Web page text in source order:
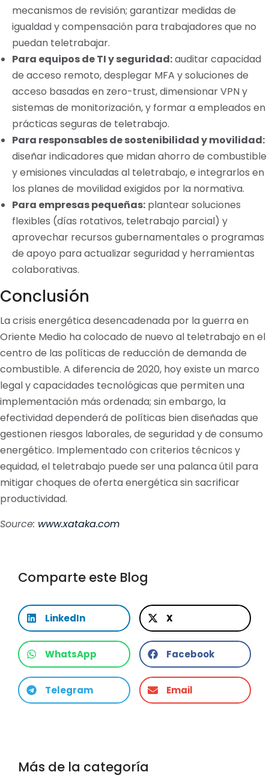
mecanismos de revisión; garantizar medidas de
igualdad y compensación para trabajadores que no
puedan teletrabajar.
Para equipos de TI y seguridad:auditar capacidad
de acceso remoto, desplegar MFA y soluciones de
acceso basadas en zero-trust, dimensionar VPN y
sistemas de monitorización, y formar a empleados en
prácticas seguras de teletrabajo.
Para responsables de sostenibilidad y movilidad:
diseñar indicadores que midan ahorro de combustible
y emisiones vinculadas al teletrabajo, e integrarlos en
los planes de movilidad exigidos por la normativa.
Para empresas pequeñas: plantear soluciones
flexibles (días rotativos, teletrabajo parcial) y
aprovechar recursos gubernamentales o programas
de apoyo para actualizar seguridad y herramientas
colaborativas.
Conclusión
La crisis energética desencadenada por la guerra en
Oriente Medio ha colocado de nuevo al teletrabajo en el
centro de las políticas de reducción de demanda de
combustible. A diferencia de 2020, hoy existe un marco
legal y capacidades tecnológicas que permiten una
implementación más ordenada; sin embargo, la
efectividad dependerá de políticas bien diseñadas que
gestionen riesgos laborales, de seguridad y de consumo
energético. Implementado con criterios técnicos y
equidad, el teletrabajo puede ser una palanca útil para
mitigar choques de oferta energética sin sacrificar
productividad.
Source: www.xataka.com
Comparte este Blog
LinkedIn X
WhatsApp Facebook
Telegram Email
Más de la categoría